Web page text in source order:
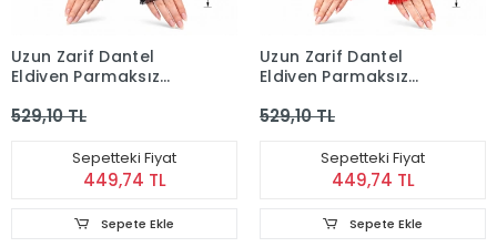
Uzun Zarif Dantel
Eldiven Parmaksız
529,10 TL
Sepetteki Fiyat
449,74 TL
Sepete Ekle
Uzun Zarif Dantel
Eldiven Parmaksız
529,10 TL
Sepetteki Fiyat
449,74 TL
Sepete Ekle